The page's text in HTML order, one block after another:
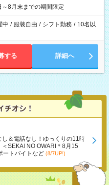
8月末までの期間限定
中 / 服装自由 / シフト勤務 / 10名以
する 詳細へ
し＆電話なし！ゆっくりの11時
SEKAI NO OWARI＊8月15
ートバイトなど (8/7UP!)